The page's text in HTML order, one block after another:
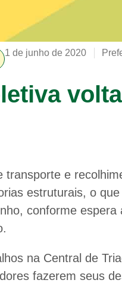
1 de junho de 2020
transporte e
estruturais, o
conforme
na Central de
fazerem seus